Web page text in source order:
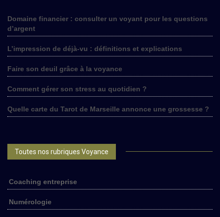
Domaine financier : consulter un voyant pour les questions
d’argent
L’impression de déjà-vu : définitions et explications
Faire son deuil grâce à la voyance
Comment gérer son stress au quotidien ?
Quelle carte du Tarot de Marseille annonce une grossesse ?
Toutes nos rubriques Voyance
Coaching entreprise
Numérologie